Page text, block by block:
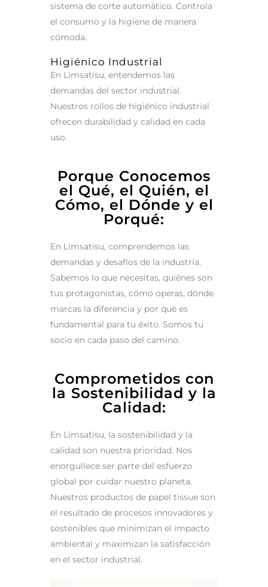
sistema de corte automático. Controla
el consumo y la higiene de manera
cómoda.
Higiénico Industrial
En Limsatisu, entendemos las
demandas del sector industrial.
Nuestros rollos de higiénico industrial
ofrecen durabilidad y calidad en cada
uso.
Porque Conocemos
el Qué, el Quién, el
Cómo, el Dónde y el
Porqué:
En Limsatisu, comprendemos las
demandas y desafíos de la industria.
Sabemos lo que necesitas, quiénes son
tus protagonistas, cómo operas, dónde
marcas la diferencia y por qué es
fundamental para tu éxito. Somos tu
socio en cada paso del camino.
Comprometidos con
la Sostenibilidad y la
Calidad:
En Limsatisu, la sostenibilidad y la
calidad son nuestra prioridad. Nos
enorgullece ser parte del esfuerzo
global por cuidar nuestro planeta.
Nuestros productos de papel tissue son
el resultado de procesos innovadores y
sostenibles que minimizan el impacto
ambiental y maximizan la satisfacción
en el sector industrial.